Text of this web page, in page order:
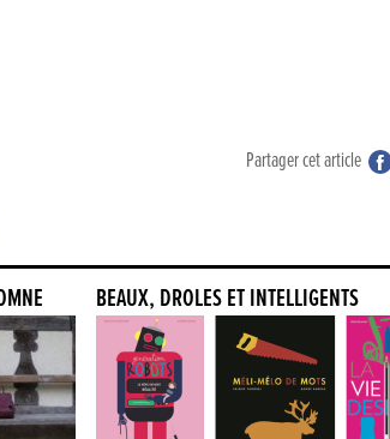
Partager cet article
BEAUX, DRÔLES ET INTELLIGENTS